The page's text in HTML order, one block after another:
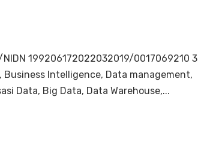
NIDN 199206172022032019/0017069210 3
Intelligence, Data management,
Data, Big Data, Data Warehouse,...